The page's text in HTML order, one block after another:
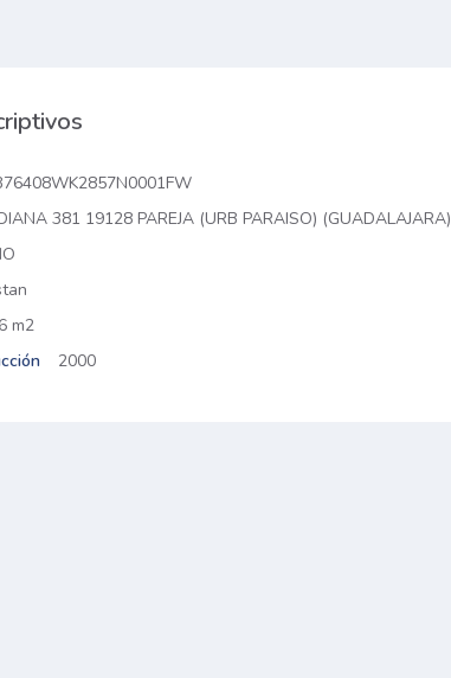
381 19128 PAREJA (URB PARAISO) (GUADALAJARA)
m2
2000